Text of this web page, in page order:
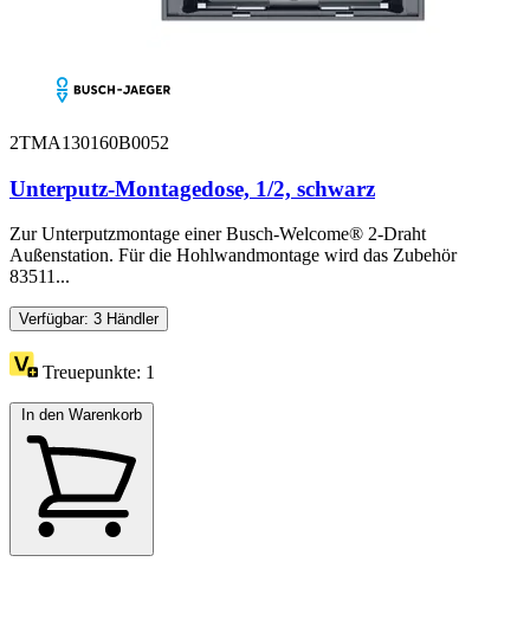
2TMA130160B0052
Unterputz-Montagedose, 1/2, schwarz
Zur Unterputzmontage einer Busch-Welcome® 2-Draht
Außenstation. Für die Hohlwandmontage wird das Zubehör
83511...
Verfügbar: 3 Händler
Treuepunkte: 1
In den Warenkorb